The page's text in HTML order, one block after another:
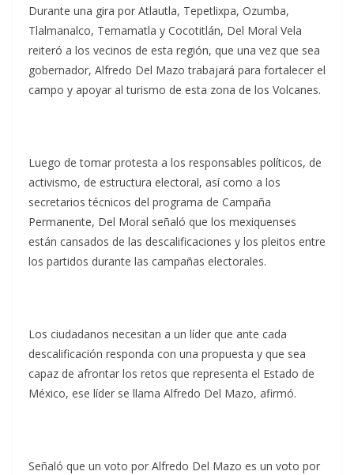
Durante una gira por Atlautla, Tepetlixpa, Ozumba,
Tlalmanalco, Temamatla y Cocotitlán, Del Moral Vela
reiteró a los vecinos de esta región, que una vez que sea
gobernador, Alfredo Del Mazo trabajará para fortalecer el
campo y apoyar al turismo de esta zona de los Volcanes.
Luego de tomar protesta a los responsables políticos, de
activismo, de estructura electoral, así como a los
secretarios técnicos del programa de Campaña
Permanente, Del Moral señaló que los mexiquenses
están cansados de las descalificaciones y los pleitos entre
los partidos durante las campañas electorales.
Los ciudadanos necesitan a un líder que ante cada
descalificación responda con una propuesta y que sea
capaz de afrontar los retos que representa el Estado de
México, ese líder se llama Alfredo Del Mazo, afirmó.
Señaló que un voto por Alfredo Del Mazo es un voto por